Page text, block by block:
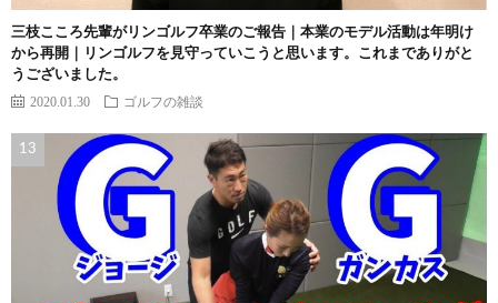
三枝こころ先輩がリンゴルフ卒業のご報告｜本業のモデル活動は年明け
から再開｜リンゴルフを見守っていこうと思います。これまでありがと
うございました。
2020.01.30 ゴルフの雑談